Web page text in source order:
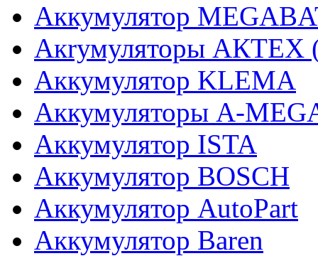
Аккумулятор
Акrумуляторы АКТЕХ
Аккумулятор KLEMA
Аккумуляторы A-
Аккумулятор ISTA
Аккумулятор BOSCH
Аккумулятор AutoPart
Аккумулятор Baren